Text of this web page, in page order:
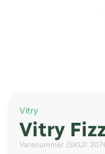
Vitry
Vitry
Varenummer (SKU):